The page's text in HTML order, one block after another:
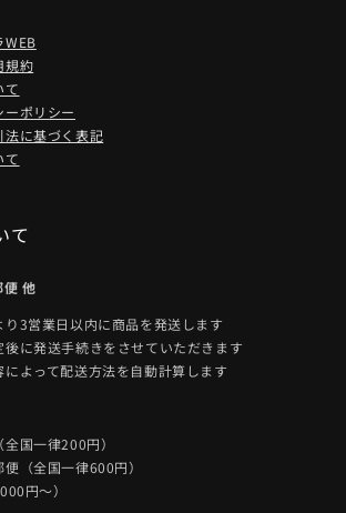
WEB
規約
て
ーポリシー
法に基づく表記
て
て
便 他
り3営業日以内に商品を発送します
後に発送手続きをさせていただきます
によって配送方法を自動計算します
国一律200円）
（全国一律600円）
円～）